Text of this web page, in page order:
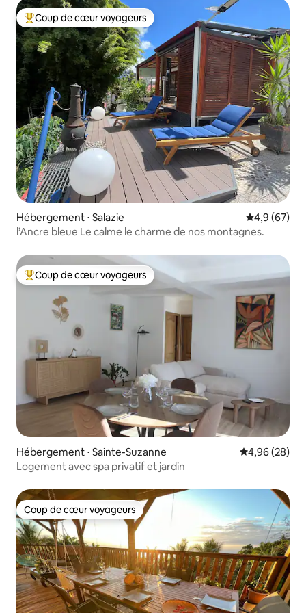
Coups de cœur voyageurs les plus appréciés
Coup de cœur voyageurs
Hébergement ⋅ Salazie Évaluation
4,9 (67)
l’Ancre bleue Le calme le charme de nos montagnes.
Coups de cœur voyageurs les plus appréciés
Coup de cœur voyageurs
Hébergement ⋅ Sainte-Suzanne Évaluation
4,96 (28)
Logement avec spa privatif et jardin
Coup de cœur voyageurs
Coup de cœur voyageurs